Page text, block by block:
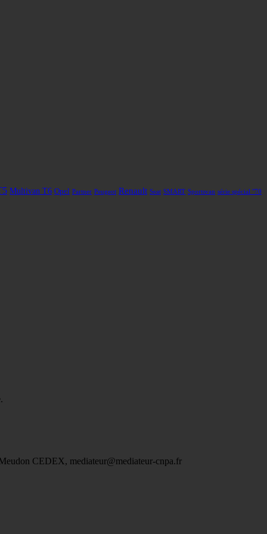
Multivan T6 Opel Partner Peugeot Renault Seat SMART Sportsvan série spécial "70
CEDEX, mediateur@mediateur-cnpa.fr